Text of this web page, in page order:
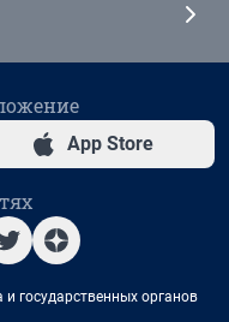
App Store
государственных органов